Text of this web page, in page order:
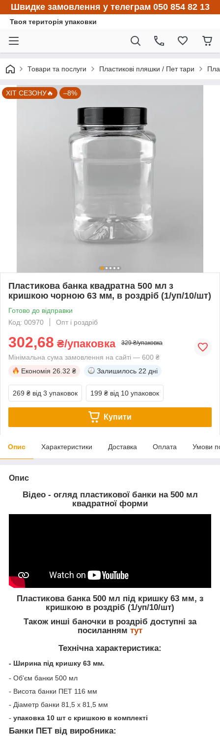
Швидке замовлення у телеграм 050 854 82 13
Твоя територія упаковки
Товари та послуги Пластикові пляшки / Пет тари
ХІТ СЕЗОНУ🔥 –8%
Пластикова банка квадратна 500 мл з
кришкою чорною 63 мм, в роздріб (1/уп/10/шт)
Готово до відправки
Код: 00970
Опт і роздріб
302,68 ₴/упаковка 329 ₴/упаковка
Мінімальна сума замовлення на сайті — 600 ₴
Економія 26.32 ₴ Залишилось 22 дні
269 ₴ від 3 упаковок 199 ₴ від 10 упаковок
Купити
Опис Характеристики Доставка Оплата Умови
Опис
Відео - огляд пластикової банки на 500 мл
квадратної форми
Пластикова банка 500 мл під кришку 63 мм, з
кришкою в роздріб (1/уп/10/шт)
Також инші баночки в роздріб доступні за
посиланням тут
Технічна характеристика:
- Ширина під кришку 63 мм.
- Об'єм банки 500 мл
- Висота банки ПЕТ 116 мм
- Діаметр банки 81,5 x 81,5 мм
- упаковка 10 шт с кришкою в комплекті
Банки ПЕТ від виробника: